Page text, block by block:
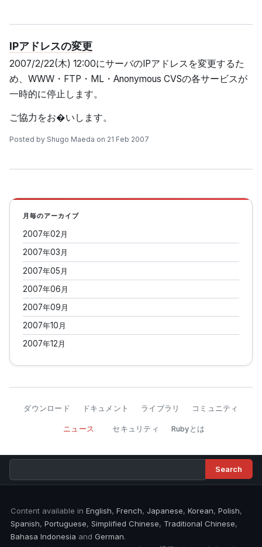
IPアドレスの変更
2007/2/22(木) 12:00にサーバのIPアドレスを変更するた
め、WWW・FTP・ML・Anonymous CVSの各サービスが
一時的に停止します。
ご協力をお�いします。
Posted by Shugo Maeda on 21 Feb 2007
月毎のアーカイブ
2007年02月
2007年03月
2007年05月
2007年06月
2007年09月
2007年10月
2007年12月
ダウンロード ドキュメント ライブラリ コミュニティ
ニュース セキュリティ Rubyとは
Content available in English, French, Japanese, Korean, Polish,
Spanish, Portuguese, Simplified Chinese, Traditional Chinese,
Bahasa Indonesia and German.